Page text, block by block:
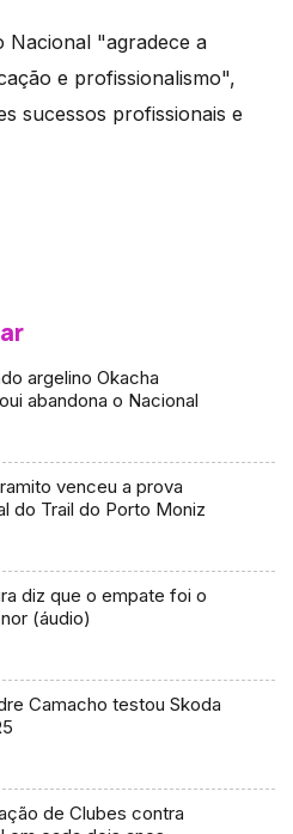
Nacional "agradece a
e profissionalismo",
sucessos profissionais e
argelino Okacha
abandona o Nacional
venceu a prova
do Trail do Porto Moniz
diz que o empate foi o
(áudio)
Camacho testou Skoda
de Clubes contra